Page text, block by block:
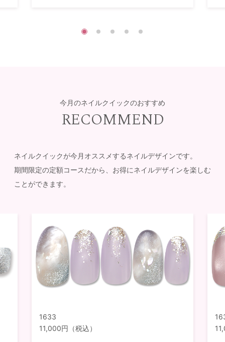
今月のネイルクイックのおすすめ
RECOMMEND
ネイルクイックが今月オススメするネイルデザインです。
期間限定の定額コースだから、お得にネイルデザインを楽しむ
ことができます。
1633
11,000円（税込）